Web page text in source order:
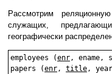
Рассмотрим
служащих,
географически
employees (enr, ename,
papers (enr, title,